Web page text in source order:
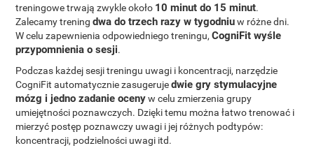
treningowe trwają zwykle około 10 minut do 15 minut.
Zalecamy treningdwa do trzech razy w tygodniuw różne dni.
W celu zapewnienia odpowiedniego treningu,CogniFit wyśle
przypomnienia o sesji.
Podczas każdej sesji treningu uwagi i koncentracji, narzędzie
CogniFit automatycznie zasugerujedwie gry stymulacyjne
mózg i jedno zadanie ocenyw celu zmierzenia grupy
umiejętności poznawczych. Dzięki temu można łatwo trenować i
mierzyć postęp poznawczy uwagi i jej różnych podtypów:
koncentracji, podzielności uwagi itd.